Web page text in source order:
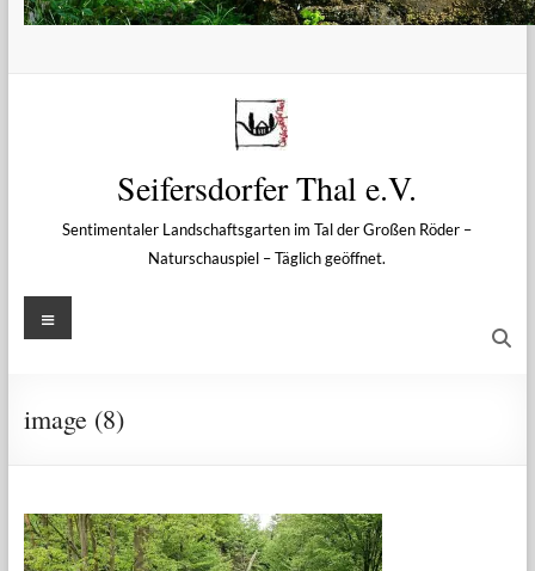
Seifersdorfer Thal e.V.
Sentimentaler Landschaftsgarten im Tal der Großen Röder –
Naturschauspiel – Täglich geöffnet.
Menü
image (8)